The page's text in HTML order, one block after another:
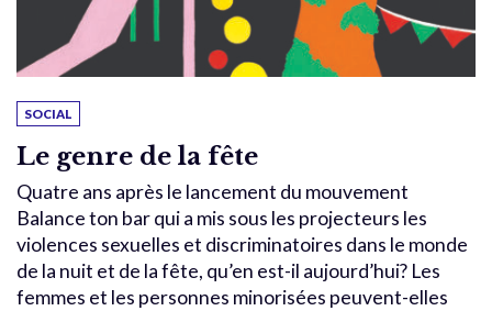
SOCIAL
Le genre de la fête
Quatre ans après le lancement du mouvement
Balance ton bar qui a mis sous les projecteurs les
violences sexuelles et discriminatoires dans le monde
de la nuit et de la fête, qu’en est-il aujourd’hui? Les
femmes et les personnes minorisées peuvent-elles